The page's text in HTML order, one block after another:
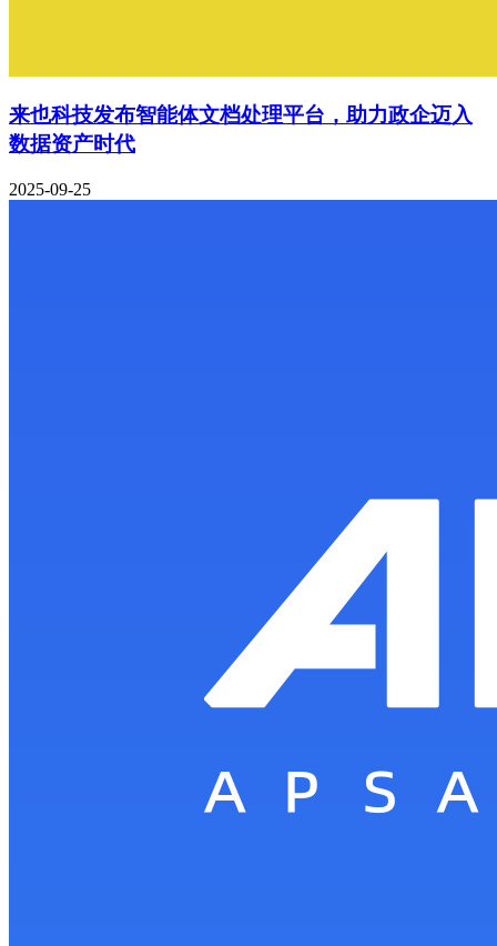
来也科技发布智能体文档处理平台，助力政企迈入
数据资产时代
2025-09-25